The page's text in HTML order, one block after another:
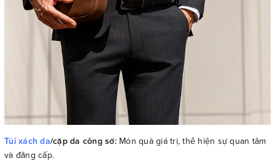
Túi xách da/cặp da công sở:Món quà giá trị, thể hiện sự quan tâm
và đẳng cấp.